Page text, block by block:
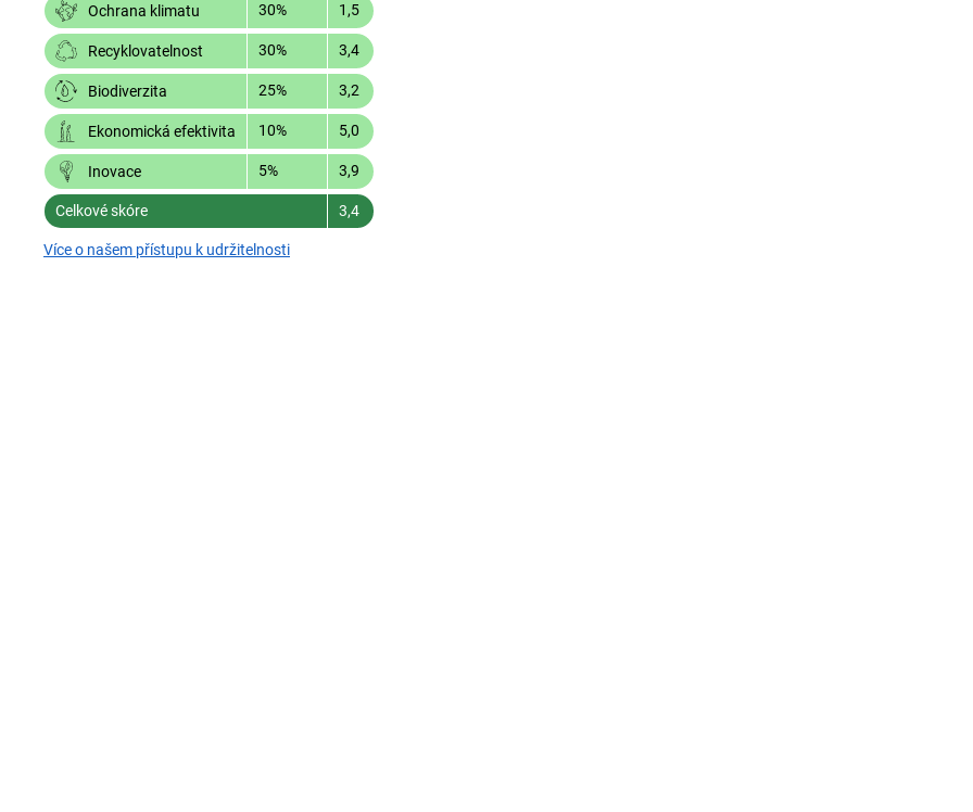
Ochrana klimatu 30% 1,5
Recyklovatelnost 30% 3,4
Biodiverzita 25% 3,2
Ekonomická efektivita 10% 5,0
Inovace 5% 3,9
Celkové skóre 3,4
Více o našem přístupu k udržitelnosti